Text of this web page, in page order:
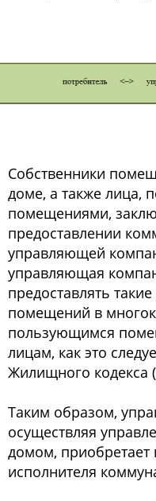
Собственники
доме, а также лица,
помещениями,
предоставлении
управляющей
управляющая
предоставлять
помещений в
пользующимся
лицам, как это
Жилищного кодекса
Таким образом,
осуществляя
домом, приобретает
исполнителя